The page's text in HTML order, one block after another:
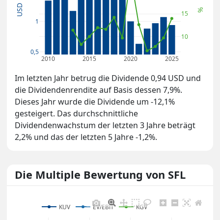
2010 2015 2020 2025
0,5
1
10
15
USD %
Im letzten Jahr betrug die Dividende 0,94 USD und
die Dividendenrendite auf Basis dessen 7,9%.
Dieses Jahr wurde die Dividende um -12,1%
gesteigert. Das durchschnittliche
Dividendenwachstum der letzten 3 Jahre beträgt
2,2% und das der letzten 5 Jahre -1,2%.
Die Multiple Bewertung von SFL
KUV EV/EBIT KGV